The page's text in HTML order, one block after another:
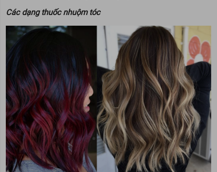
Các dạng thuốc nhuộm tóc